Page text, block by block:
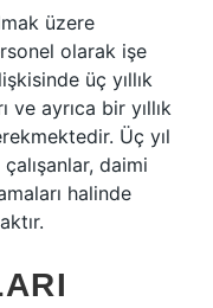
üzere
olarak işe
üç yıllık
ve ayrıca bir yıllık
Üç yıl
daimi
halinde